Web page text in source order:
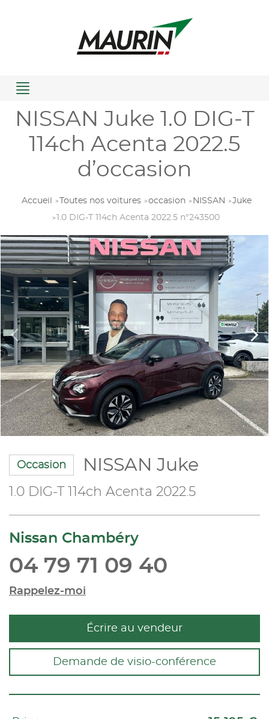
Menu
NISSAN Juke 1.0 DIG-T
114ch Acenta 2022.5
d’occasion
Accueil Toutes nos voitures occasion NISSAN
Juke
1.0 DIG-T 114ch Acenta 2022.5 n°243500
Occasion NISSAN Juke
1.0 DIG-T 114ch Acenta 2022.5
Nissan Chambéry
04 79 71 09 40
Rappelez-moi
Écrire au vendeur
Demande de visio-conférence